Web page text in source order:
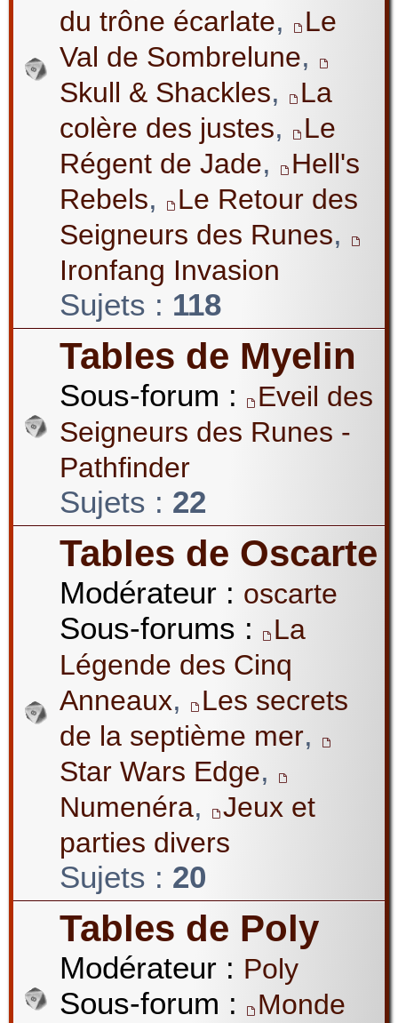
du trône écarlate,
Le
Val de Sombrelune,
Skull & Shackles,
La
colère des justes,
Le
Régent de Jade,
Hell's
Rebels,
Le Retour des
Seigneurs des Runes,
Ironfang Invasion
Sujets : 118
Tables de Myelin
Sous-forum :
Eveil des
Seigneurs des Runes -
Pathfinder
Sujets : 22
Tables de Oscarte
Modérateur : oscarte
Sous-forums :
La
Légende des Cinq
Anneaux,
Les secrets
de la septième mer,
Star Wars Edge,
Numenéra,
Jeux et
parties divers
Sujets : 20
Tables de Poly
Modérateur : Poly
Sous-forum :
Monde